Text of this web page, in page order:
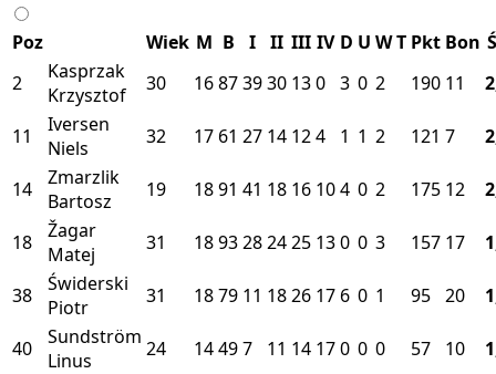
Poz Wiek M B I II III IV D U WT Pkt Bon
2
Kasprzak
Krzysztof
30 16873930 130 3 0 2 190 11
11
Iversen
Niels
32 17 61 27 14 124 1 1 2 121 7
14
Zmarzlik
Bartosz
19 1891 41 18 16 104 0 2 175 12
18
Žagar
Matej
31 1893282425 130 0 3 157 17
38
Świderski
Piotr
31 1879 11 1826 17 6 0 1 95 20
40
Sundström
Linus
24 14497 11 14 170 0 0 57 10